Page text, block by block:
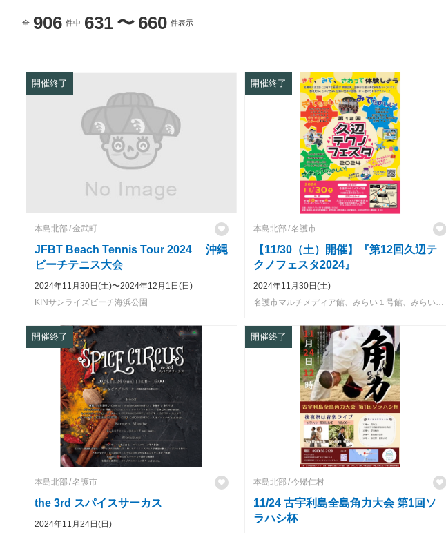
全 906 件中 631 〜 660 件表示
開催終了
本島北部 金武町
JFBT Beach Tennis Tour 2024 沖縄
ビーチテニス大会
2024年11月30日(土)〜2024年12月1日(日)
KINサンライズビーチ海浜公園
開催終了
本島北部 名護市
【11/30（土）開催】『第12回久辺テ
クノフェスタ2024』
2024年11月30日(土)
名護市マルチメディア館、みらい１号館、みらい５号館、沖縄北部雇用能力開発総合センター、GODAC
開催終了
本島北部 名護市
the 3rd スパイスサーカス
2024年11月24日(日)
開催終了
本島北部 今帰仁村
11/24 古宇利島全島角力大会 第1回ソ
ラハシ杯